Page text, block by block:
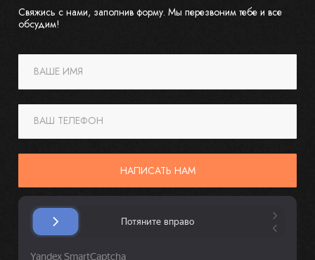
Свяжись с нами, заполнив форму. Мы перезвоним тебе и все
обсудим!
ВАШЕ ИМЯ
ВАШ ТЕЛЕФОН
НАПИСАТЬ НАМ